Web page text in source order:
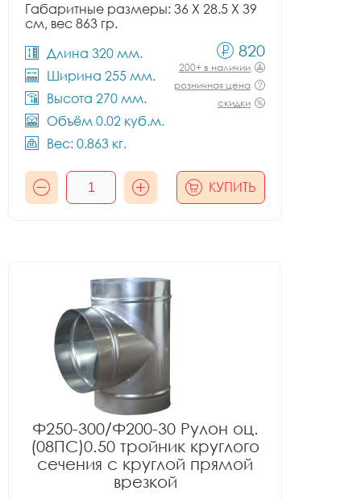
Габаритные размеры: 36 X 28.5 X 39
см, вес 863 гр.
Длина 320 мм.
Ширина 255 мм.
Высота 270 мм.
Объём 0.02 куб.м.
Вес: 0.863 кг.
820
200+ в наличии
розничная цена
скидки
КУПИТЬ
Ф250-300/Ф200-30 Рулон оц.
(08ПС)0.50 тройник круглого
сечения с круглой прямой
врезкой